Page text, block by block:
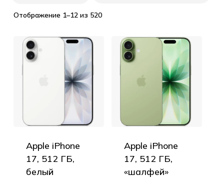
Отображение 1–12 из 520
Apple iPhone
17, 512 ГБ,
белый
Apple iPhone
17, 512 ГБ,
«шалфей»